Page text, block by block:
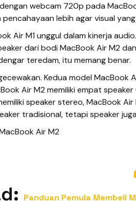
webcam 720p pada
lebih agar visual
Air M1 unggul dalam kinerja
dari bodi MacBook Air M2
teredam, itu memang benar.
Kedua model MacBook
Air M2 memiliki empat
speaker stereo, MacBook
tradisional, tetapi speaker
Air M2
Panduan Pemula Membeli